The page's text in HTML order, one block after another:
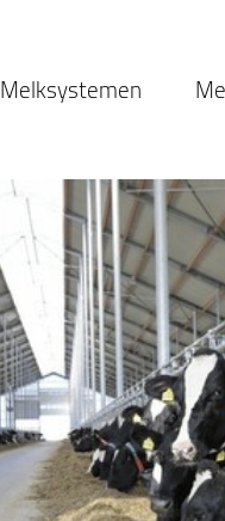
Melksystemen